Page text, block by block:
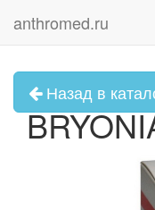
anthromed.ru
Назад в